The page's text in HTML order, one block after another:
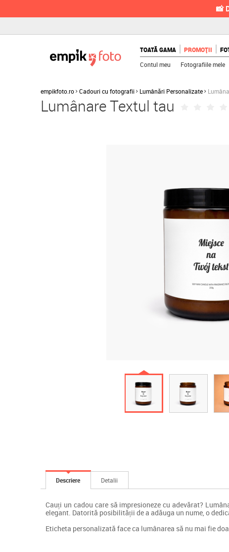
📸
TOATĂ GAMA PROMOȚII
Contul meu Fotografiile mele
empikfoto.ro Cadouri cu fotografii Lumânări Personalizate
Lumânare Textul tau
Descriere Detalii
Cauți un cadou care să impresioneze cu adevărat?
elegant. Datorită posibilității de a adăuga un nume, o
Eticheta personalizată face ca lumânarea să nu mai fie